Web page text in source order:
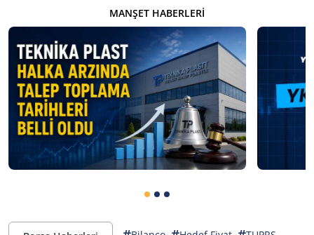
MANŞET HABERLERI